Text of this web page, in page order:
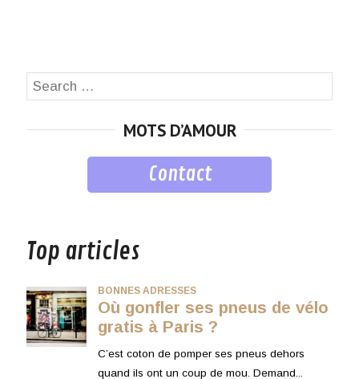
Search
MOTS D’AMOUR
Contact
Top articles